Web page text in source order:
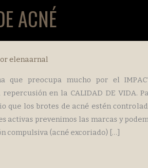
ACNÉ
elenaarnal
que preocupa mucho por el
repercusión en la CALIDAD DE VIDA.
que los brotes de acné estén
activas prevenimos las marcas y
compulsiva (acné excoriado) […]